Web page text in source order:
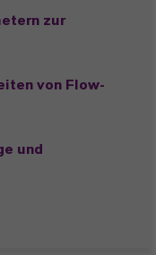
zur
von Flow-
und